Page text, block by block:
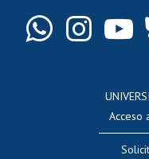
Acceso